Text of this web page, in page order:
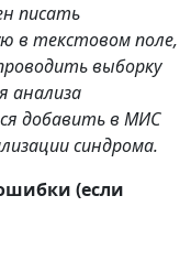
писать
в текстовом поле,
выборку
анализа
добавить в МИС
синдрома.
(если